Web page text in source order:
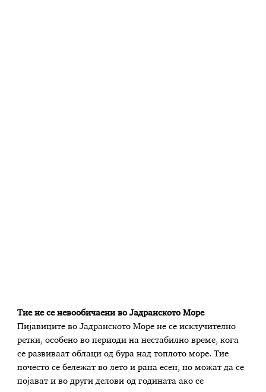
Тие не се невообичаени во Јадранското Море
Пијавиците во Јадранското Море не се исклучително
ретки, особено во периоди на нестабилно време, кога
се развиваат облаци од бура над топлото море. Тие
почесто се бележат во лето и рана есен, но можат да се
појават и во други делови од годината ако се